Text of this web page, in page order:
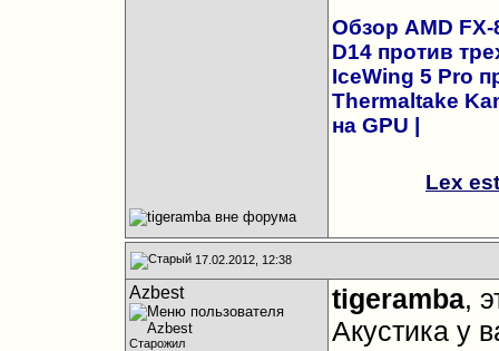
Обзор AMD FX-
D14 против
IceWing 5 Pro
Thermaltake
на GPU
Lex
17.02.2012, 12:38
Azbest
Старожил
tigeramba,
Акустика у